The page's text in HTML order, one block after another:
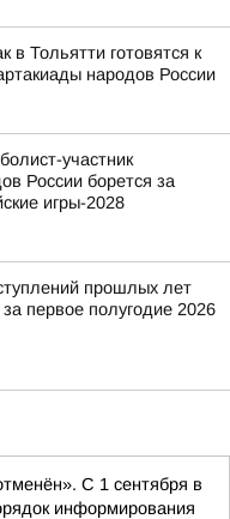
в Тольятти готовятся к
народов России
участник
России борется за
игры-2028
прошлых лет
первое полугодие 2026
С 1 сентября в
информирования